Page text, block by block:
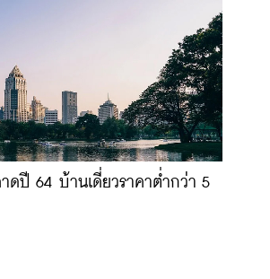
ปี 64 บ้านเดี่ยวราคาต่ำกว่า 5